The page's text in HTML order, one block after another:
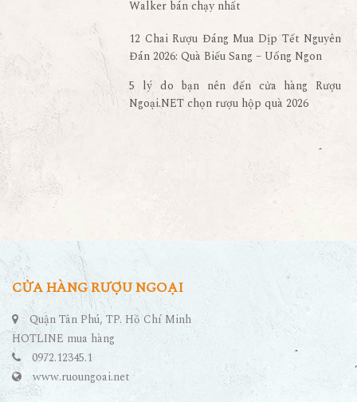
Đán 2026: Quà Biếu Sang – Uống Ngon
5 lý do bạn nên đến cửa hàng Rượu
Ngoại.NET chọn rượu hộp quà 2026
CỬA HÀNG RƯỢU NGOẠI
Quận Tân Phú, TP. Hồ Chí Minh
HOTLINE mua hàng
0972.12345.1
www.ruoungoai.net